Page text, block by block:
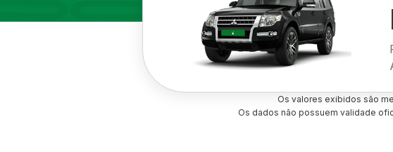
Os valores exibidos são
Os dados não possuem validade